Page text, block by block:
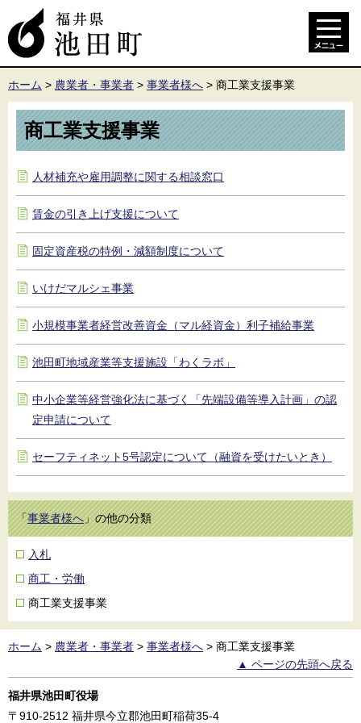
ホーム > 農業者・事業者 > 事業者様へ > 商工業支援事業
商工業支援事業
人材補充や雇用調整に関する相談窓口
賃金の引き上げ支援について
固定資産税の特例・減額制度について
いけだマルシェ事業
小規模事業者経営改善資金（マル経資金）利子補給事業
池田町地域産業等支援施設「わくラボ」
中小企業等経営強化法に基づく「先端設備等導入計画」の認
定申請について
セーフティネット5号認定について（融資を受けたいとき）
「事業者様へ」の他の分類
入札
商工・労働
商工業支援事業
ホーム > 農業者・事業者 > 事業者様へ > 商工業支援事業
▲ ページの先頭へ戻る
福井県池田町役場
〒910-2512 福井県今立郡池田町稲荷35-4